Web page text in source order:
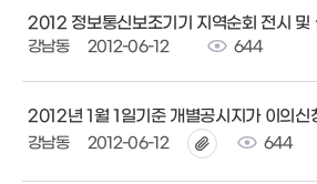
2012 정보통신보조기기 지역순회 전시 및
강남동 2012-06-12 644
2012년 1월 1일기준 개별공시지가 이의신
강남동 2012-06-12 644